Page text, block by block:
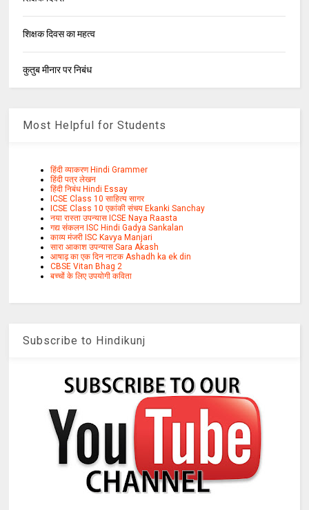
शिक्षक दिवस का महत्व
कुतुब मीनार पर निबंध
Most Helpful for Students
हिंदी व्याकरण Hindi Grammer
हिंदी पत्र लेखन
हिंदी निबंध Hindi Essay
ICSE Class 10 साहित्य सागर
ICSE Class 10 एकांकी संचय Ekanki Sanchay
नया रास्ता उपन्यास ICSE Naya Raasta
गद्य संकलन ISC Hindi Gadya Sankalan
काव्य मंजरी ISC Kavya Manjari
सारा आकाश उपन्यास Sara Akash
आषाढ़ का एक दिन नाटक Ashadh ka ek din
CBSE Vitan Bhag 2
बच्चों के लिए उपयोगी कविता
Subscribe to Hindikunj